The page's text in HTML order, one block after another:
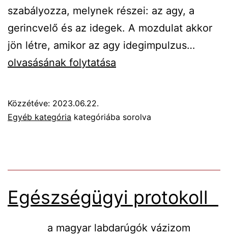
szabályozza, melynek részei: az agy, a
gerincvelő és az idegek. A mozdulat akkor
jön létre, amikor az agy idegimpulzus…
olvasásának folytatása
Közzétéve: 2023.06.22.
Egyéb kategória kategóriába sorolva
Egészségügyi protokoll
a magyar labdarúgók vázizom